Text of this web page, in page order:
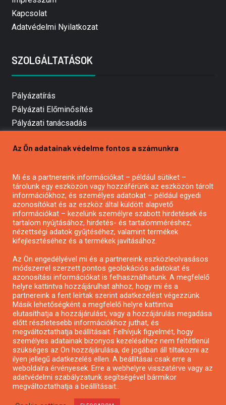
Kapcsolat
Adatvédelmi Nyilatkozat
SZOLGÁLTATÁSOK
Pályázatírás
Pályázati Előminősítés
Pályázati tanácsadás
Mezőgazdasági pályázatírás
Pályázatírás civil szervezeteknek
Pályázatírás önkormányzatoknak
Pályázatfigyelés
Specifikus pályázatfigyelés vagy hírlevél
Pályázatok magánszemélyeknek
Pályázatok civil szervezeteknek
Pályázatok vállalkozásoknak
Önkormányzati pályázatok
Mezőgazdasági pályázatok
Falusi turizmus pályázatok
Napelem pályázatok
GINOP pályázatok
Az Ön adatainak védelme fontos a számunkra
Mi és a partnereink információkat – például sütiket –
tárolunk egy eszközön vagy hozzáférünk az eszközön tárolt
információkhoz, és személyes adatokat – például egyedi
azonosítókat és az eszköz által küldött alapvető
információkat – kezelünk személyre szabott hirdetések és
tartalom nyújtásához, hirdetés- és tartalomméréshez,
nézettségi adatok gyűjtéséhez, valamint termékek
kifejlesztéséhez és a termékek javításához.
Az Ön engedélyével mi és a partnereink eszközleolvasásos
módszerrel szerzett pontos geolokációs adatokat és
azonosítási információkat is felhasználhatunk. A megfelelő
helyre kattintva hozzájárulhat ahhoz, hogy mi és a
partnereink a fent leírtak szerint adatkezelést végezzünk.
Másik lehetőségként a megfelelő helyre kattintva
elutasíthatja a hozzájárulást, vagy a hozzájárulás megadása
előtt részletesebb információkhoz juthat, és
megváltoztathatja beállításait. Felhívjuk figyelmét, hogy
személyes adatainak bizonyos kezeléséhez nem feltétlenül
szükséges az Ön hozzájárulása, de jogában áll tiltakozni az
ilyen jellegű adatkezelés ellen. A beállításai csak erre a
weboldalra érvényesek. Erre a webhelyre visszatérve vagy az
adatvédelmi szabályzatunk segítségével bármikor
megváltoztathatja a beállításait..